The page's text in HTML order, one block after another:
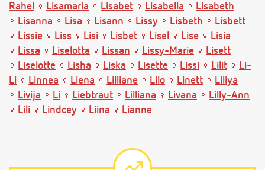
Rahel
Lisamaria Lisabet Lisabella
Lisabeth
Lisanna
Lisa Lisann Lissy Lisbeth
Lisbett
Lissie
Liss Lisi Lisbet Lisel Lise
Lisia
Lissa
Liselotta Lissan Lissy-Marie
Lisett
Liselotte
Lisha Liska Lisette Lissi Lilit
Li-
Li
Linnea Liena Lilliane Lilo Linett
Liliya
Livija
Li Liebtraut Lilliana Livana
Lilly-Ann
Lili
Lindcey Liina Lianne